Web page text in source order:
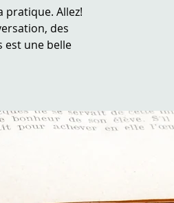
pratique. Allez!
des
est une belle